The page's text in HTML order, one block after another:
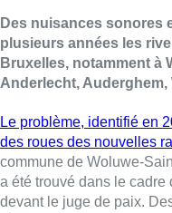
Des nuisances sonores
plusieurs années les
Bruxelles, notamment à
Anderlecht, Auderghem,
Le problème, identifié en
des roues des nouvelles
commune de Woluwe-
a été trouvé dans le
devant le juge de paix.